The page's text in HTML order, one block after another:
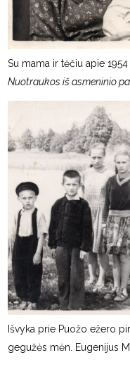
Su mama ir tėčiu apie 1954
Nuotraukos iš asmeninio
Išvyka prie Puožo ežero
gegužės mėn. Eugenijus